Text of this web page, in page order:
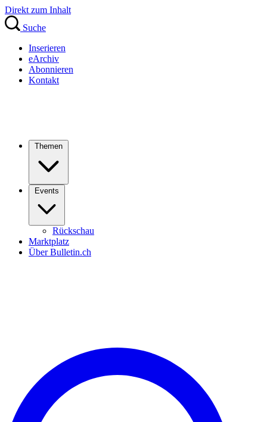
Direkt zum Inhalt
Suche
Inserieren
eArchiv
Abonnieren
Kontakt
Themen
Events
Rückschau
Marktplatz
Über Bulletin.ch